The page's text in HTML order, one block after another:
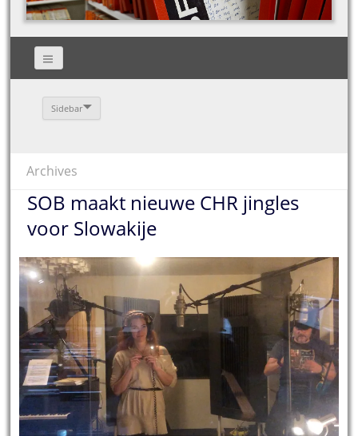
Sidebar
Archives
SOB maakt nieuwe CHR jingles
voor Slowakije